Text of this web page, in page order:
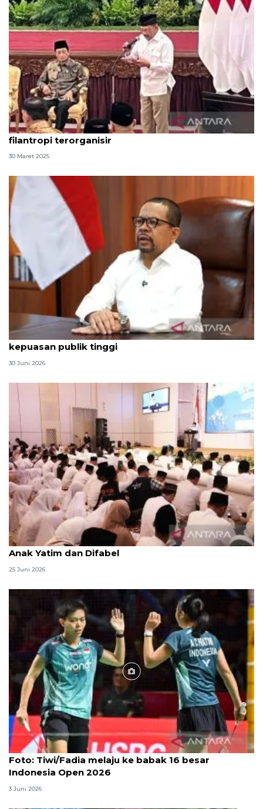
Dinamika zakat dari tradisi lama ke sistem
filantropi terorganisir
30 Maret 2025
Qodari: Pemerintah tak puas diri meski tingkat
kepuasan publik tinggi
30 Juni 2026
Menag jadikan setiap 10 Muharam sebagai Lebaran
Anak Yatim dan Difabel
25 Juni 2026
Foto
Foto: Tiwi/Fadia melaju ke babak 16 besar
Indonesia Open 2026
3 Juni 2026